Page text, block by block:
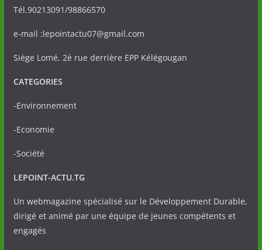
Tél.90213091/98866570
e-mail :lepointactu07@gmail.com
Siège Lomé, 2è rue derrière EPP Kélégougan
CATEGORIES
-Environnement
-Economie
-Société
LEPOINT-ACTU.TG
Un webmagazine spécialisé sur le Développement Durable,
dirigé et animé par une équipe de jeunes compétents et
engagés